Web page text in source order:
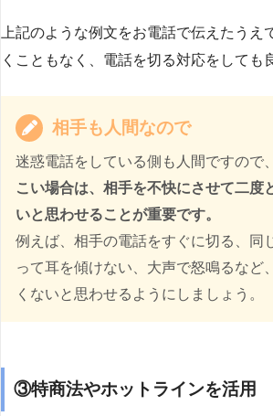
上記のような例文をお電話で伝えたうえ
くこともなく、電話を切る対応をしても
相手も人間なので
迷惑電話をしている側も人間ですので、
こい場合は、相手を不快にさせて二度
いと思わせることが重要です。
例えば、相手の電話をすぐに切る、同
って耳を傾けない、大声で怒鳴るなど
くないと思わせるようにしましょう。
③特商法やホットラインを活用